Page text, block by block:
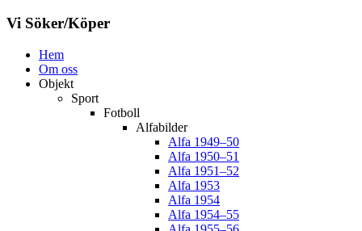
Vi Söker/Köper
Hem
Om oss
Objekt
Sport
Fotboll
Alfabilder
Alfa 1949–50
Alfa 1950–51
Alfa 1951–52
Alfa 1953
Alfa 1954
Alfa 1954–55